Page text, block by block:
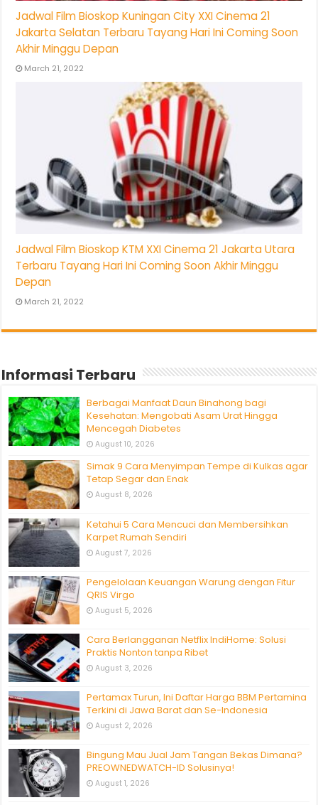
Jadwal Film Bioskop Kuningan City XXI Cinema 21
Jakarta Selatan Terbaru Tayang Hari Ini Coming Soon
Akhir Minggu Depan
March 21, 2022
Jadwal Film Bioskop KTM XXI Cinema 21 Jakarta Utara
Terbaru Tayang Hari Ini Coming Soon Akhir Minggu
Depan
March 21, 2022
Informasi Terbaru
Berbagai Manfaat Daun Binahong bagi
Kesehatan: Mengobati Asam Urat Hingga
Mencegah Diabetes
August 10, 2026
Simak 9 Cara Menyimpan Tempe di Kulkas agar
Tetap Segar dan Enak
August 8, 2026
Ketahui 5 Cara Mencuci dan Membersihkan
Karpet Rumah Sendiri
August 7, 2026
Pengelolaan Keuangan Warung dengan Fitur
QRIS Virgo
August 5, 2026
Cara Berlangganan Netflix IndiHome: Solusi
Praktis Nonton tanpa Ribet
August 3, 2026
Pertamax Turun, Ini Daftar Harga BBM Pertamina
Terkini di Jawa Barat dan Se-Indonesia
August 2, 2026
Bingung Mau Jual Jam Tangan Bekas Dimana?
PREOWNEDWATCH-ID Solusinya!
August 1, 2026